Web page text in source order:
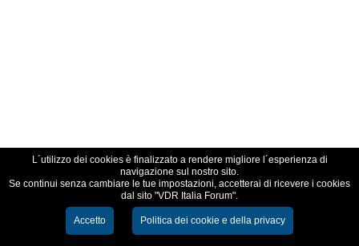
L´utilizzo dei cookies è finalizzato a rendere migliore l´esperienza di
navigazione sul nostro sito.
Se continui senza cambiare le tue impostazioni, accetterai di ricevere i cookies
dal sito "VDR Italia Forum".
Accetto Politica dei cookie e della privacy